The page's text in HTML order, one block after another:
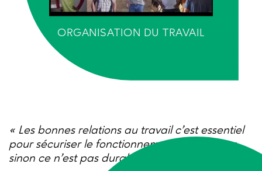
ORGANISATION DU TRAVAIL
« Les bonnes relations au travail c’est essentiel
pour sécuriser le fonctionnement de la ferme,
sinon ce n’est pas durable. C’est essentiel ! »